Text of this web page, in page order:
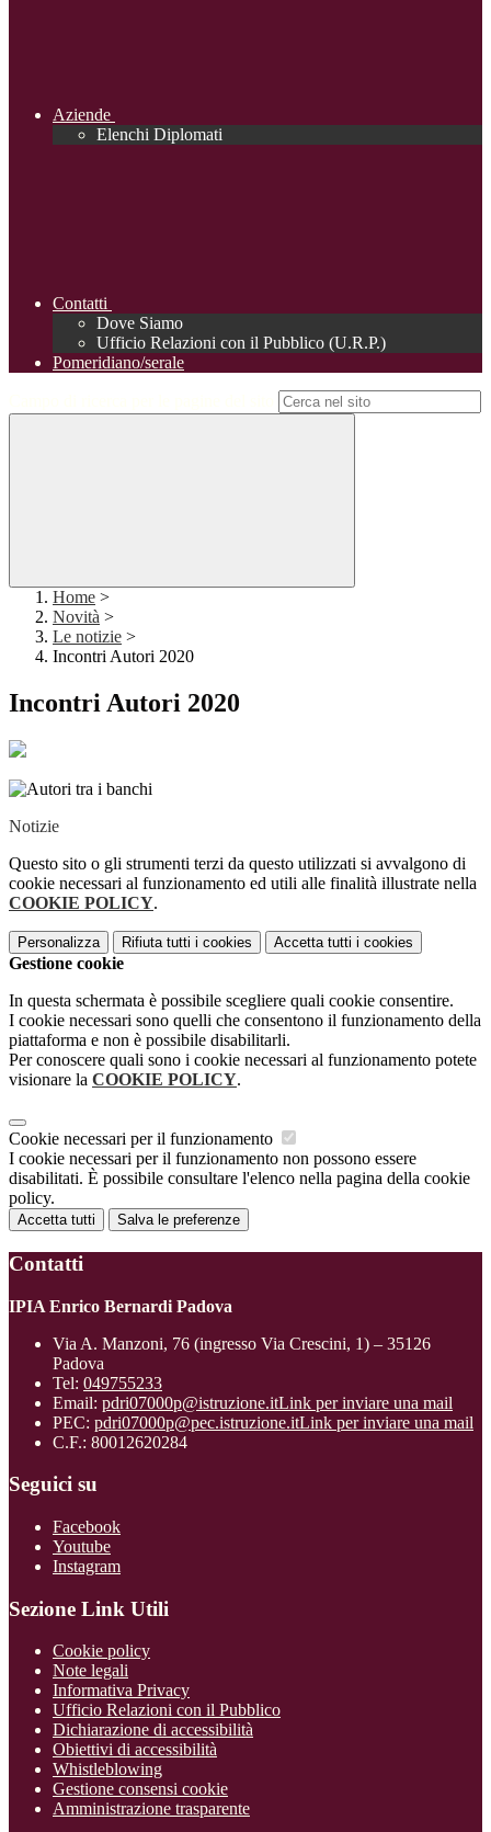
Aziende
Elenchi Diplomati
Contatti
Dove Siamo
Ufficio Relazioni con il Pubblico (U.R.P.)
Pomeridiano/serale
Home >
Novità >
Le notizie >
Incontri Autori 2020
Incontri Autori 2020
Notizie
Questo sito o gli strumenti terzi da questo utilizzati si avvalgono di
cookie necessari al funzionamento ed utili alle finalità illustrate nella
COOKIE POLICY.
Personalizza Rifiuta tutti i cookies Accetta tutti i cookies
Gestione cookie
In questa schermata è possibile scegliere quali cookie consentire.
I cookie necessari sono quelli che consentono il funzionamento della
piattaforma e non è possibile disabilitarli.
Per conoscere quali sono i cookie necessari al funzionamento potete
visionare la COOKIE POLICY.
Cookie necessari per il funzionamento
I cookie necessari per il funzionamento non possono essere
disabilitati. È possibile consultare l'elenco nella pagina della cookie
policy.
Accetta tutti Salva le preferenze
Contatti
IPIA Enrico Bernardi Padova
Via A. Manzoni, 76 (ingresso Via Crescini, 1) – 35126
Padova
Tel: 049755233
Email: pdri07000p@istruzione.itLink per inviare una mail
PEC: pdri07000p@pec.istruzione.itLink per inviare una mail
C.F.: 80012620284
Seguici su
Facebook
Youtube
Instagram
Sezione Link Utili
Cookie policy
Note legali
Informativa Privacy
Ufficio Relazioni con il Pubblico
Dichiarazione di accessibilità
Obiettivi di accessibilità
Whistleblowing
Gestione consensi cookie
Amministrazione trasparente